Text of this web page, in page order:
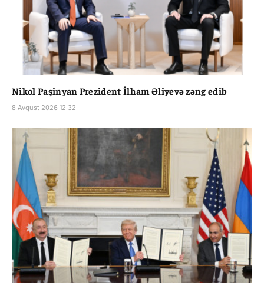
Nikol Paşinyan Prezident İlham Əliyevə zəng edib
8 Avqust 2026 12:32